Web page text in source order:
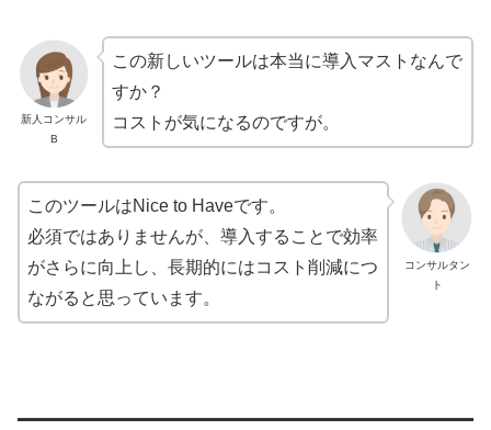
新人コンサル
B
この新しいツールは本当に導入マストなんで
すか？
コストが気になるのですが。
コンサルタン
ト
このツールはNice to Haveです。
必須ではありませんが、導入することで効率
がさらに向上し、長期的にはコスト削減につ
ながると思っています。